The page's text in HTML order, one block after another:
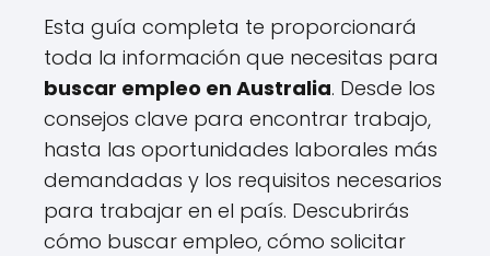
Esta guía completa te proporcionará
toda la información que necesitas para
buscar empleo en Australia. Desde los
consejos clave para encontrar trabajo,
hasta las oportunidades laborales más
demandadas y los requisitos necesarios
para trabajar en el país. Descubrirás
cómo buscar empleo, cómo solicitar